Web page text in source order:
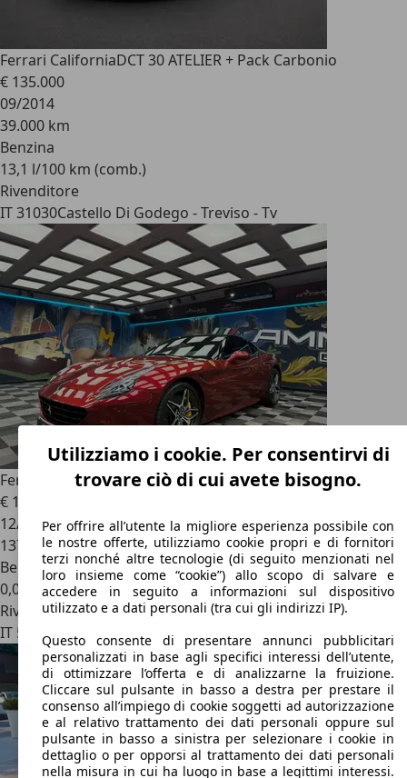
Ferrari CaliforniaDCT 30 ATELIER + Pack Carbonio
€ 135.000
09/2014
39.000 km
Benzina
13,1 l/100 km (comb.)
Rivenditore
IT 31030Castello Di Godego - Treviso - Tv
Ferrari CaliforniaFERRARI California T
€ 105.000
12/2016
137.505 km
Benzina
0,0 l/100 km (comb.)
Rivenditore
IT 50041
Calenzano - Fi
Utilizziamo i cookie. Per consentirvi di
trovare ciò di cui avete bisogno.
Per offrire all’utente la migliore esperienza possibile con
le nostre offerte, utilizziamo cookie propri e di fornitori
terzi nonché altre tecnologie (di seguito menzionati nel
loro insieme come “cookie”) allo scopo di salvare e
accedere in seguito a informazioni sul dispositivo
utilizzato e a dati personali (tra cui gli indirizzi IP).
Questo consente di presentare annunci pubblicitari
personalizzati in base agli specifici interessi dell’utente,
di ottimizzare l’offerta e di analizzarne la fruizione.
Cliccare sul pulsante in basso a destra per prestare il
consenso all’impiego di cookie soggetti ad autorizzazione
e al relativo trattamento dei dati personali oppure sul
pulsante in basso a sinistra per selezionare i cookie in
dettaglio o per opporsi al trattamento dei dati personali
nella misura in cui ha luogo in base a legittimi interessi.